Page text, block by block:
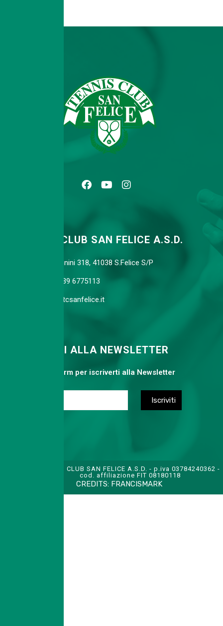
TENNIS CLUB SAN FELICE A.S.D.
Via Agnini 318, 41038 S.Felice S/P
Cell. 339 6775113
info@tcsanfelice.it
ISCRIVITI ALLA NEWSLETTER
Compila il form per iscriverti alla Newsletter
TENNIS CLUB SAN FELICE A.S.D. - p.iva 03784240362 -
cod. affiliazione FIT 08180118
CREDITS: FRANCISMARK